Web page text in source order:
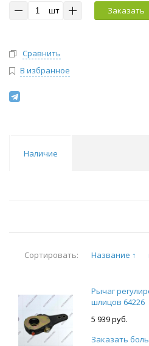
шт Заказать
Сравнить
В избранное
Наличие
Сортировать: Название ↑
Рычаг
шлицов 64226
5 939 руб.
Заказать